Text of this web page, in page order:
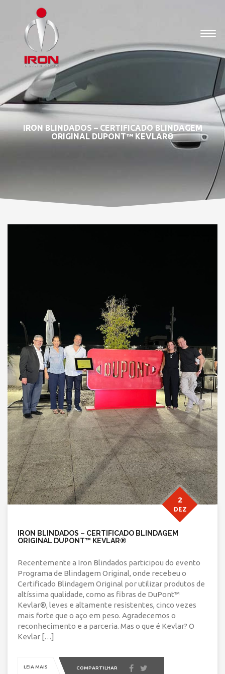
IRON BLINDADOS – CERTIFICADO BLINDAGEM
ORIGINAL DUPONT™ KEVLAR®
IRON BLINDADOS – CERTIFICADO BLINDAGEM
ORIGINAL DUPONT™ KEVLAR®
2
DEZ
Recentemente a Iron Blindados participou do evento
Programa de Blindagem Original, onde recebeu o
Certificado Blindagem Original por utilizar produtos de
altíssima qualidade, como as fibras de DuPont™
Kevlar®, leves e altamente resistentes, cinco vezes
mais forte que o aço em peso. Agradecemos o
reconhecimento e a parceria. Mas o que é Kevlar? O
Kevlar […]
LEIA MAIS COMPARTILHAR